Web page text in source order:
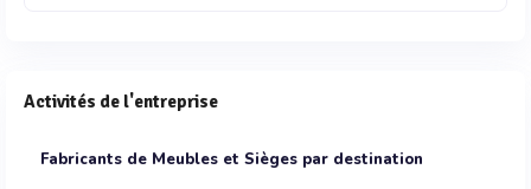
Activités de l'entreprise
Fabricants de Meubles et Sièges par destination